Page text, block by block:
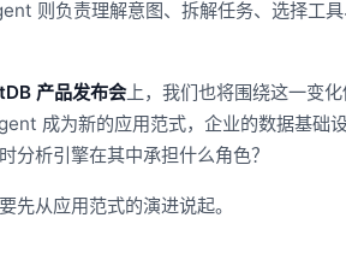
则负责理解意图、拆解任务、选择工
产品发布会上，我们也将围绕这一变
成为新的应用范式，企业的数据基础
分析引擎在其中承担什么角色？
先从应用范式的演进说起。